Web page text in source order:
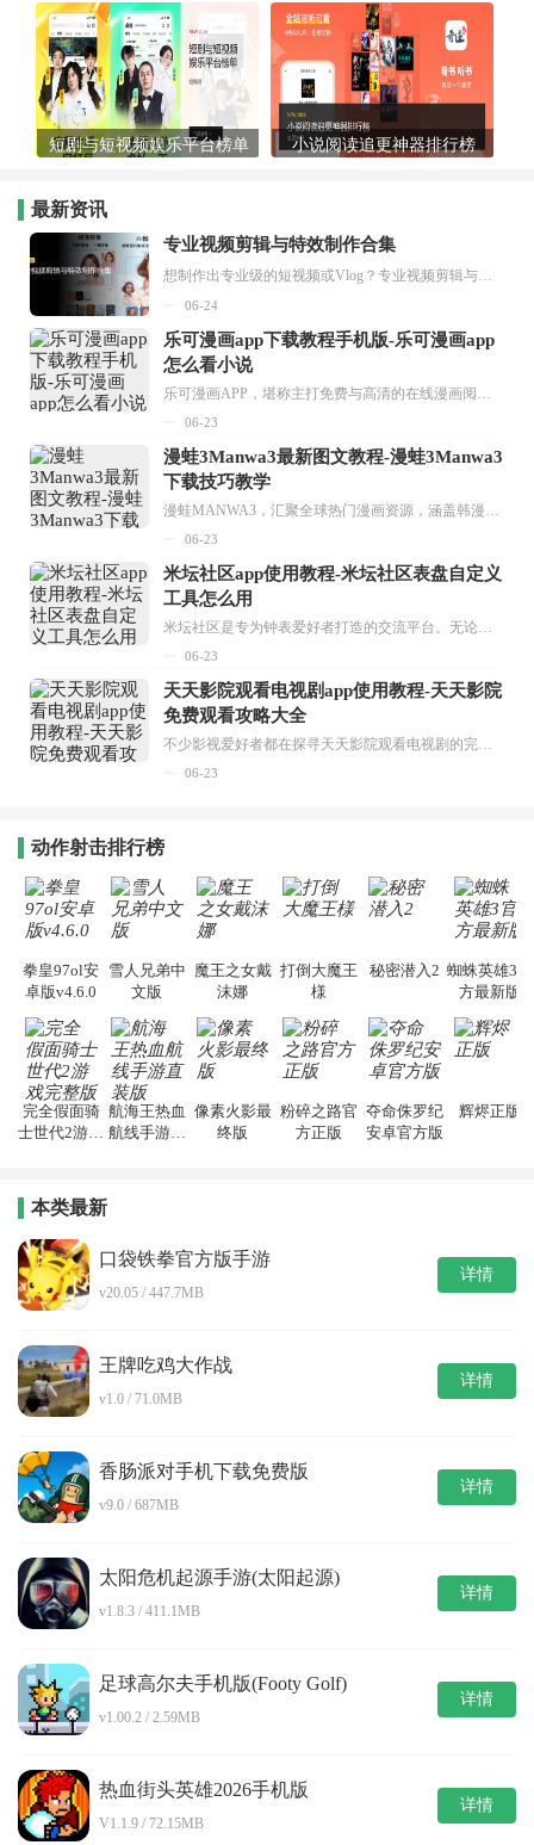
短剧与短视频娱乐平台榜单 小说阅读追更神器排行榜
最新资讯
专业视频剪辑与特效制作合集
想制作出专业级的短视频或Vlog？专业视频剪辑与特效制作大全专题为你提供了从剪辑、抠像到特效包装的全套解决方案。无论是添加炫酷的片头、进行精准的视频抠图，还是制...
06-24
乐可漫画app下载教程手机版-乐可漫画app
怎么看小说
乐可漫画APP，堪称主打免费与高清的在线漫画阅读神器。其官方版提供海量完整版漫画资源，无论是国内漫画，还是日漫、韩漫、台漫、美漫等国外漫画，应有尽有，随时供你阅读。只需轻点一下，便能直接进入阅读界面。不仅如此，乐可漫画最新版本更新速度极快，在这里，你总能抢先看到全网一手漫画章节内容！...
06-23
漫蛙3Manwa3最新图文教程-漫蛙3Manwa3
下载技巧教学
漫蛙MANWA3，汇聚全球热门漫画资源，涵盖韩漫、欧美漫画、国漫等多种类型，题材丰富多样，全方位满足用户阅读喜好。它不仅是阅读平台，更是创作平台，为广大用户打造零门槛创作环境。...
06-23
米坛社区app使用教程-米坛社区表盘自定义
工具怎么用
米坛社区是专为钟表爱好者打造的交流平台。无论你是初涉钟表领域的普通爱好者，还是拥有多年收藏经验的资深玩家，都能在此找到属于自己的天地。 无需注册，就能轻松参与其中。通过专业的讨论论坛与丰富的交互功能，你可与世界各地的钟表爱好者畅快交流。若你钟情于钟表，米坛社区无疑是值得一试的理想之选。在这里，你能获取最新的手表资讯，交流见解，提升鉴赏品味，让每一块手表都成为收藏故事中重要的一部分。感兴趣的朋友，不要错过下载机会。...
06-23
天天影院观看电视剧app使用教程-天天影院
免费观看攻略大全
不少影视爱好者都在探寻天天影院观看电视剧的完整方法，结合最新平台使用规则，本篇新手入门攻略全面讲解观看渠道、检索流程、播放设置以及画面模式调整等实用内容。全文适配手机、电脑等主流设备，步骤简洁易懂，无论是初次使用的新手，还是想要优化观影体验的用户，都能参照内容快速上手，熟练掌握平台各项操作技巧，轻松畅享影视内容。...
06-23
动作射击排行榜
拳皇97ol安
卓版v4.6.0
雪人兄弟中
文版
魔王之女戴
沫娜
打倒大魔王
様
秘密潜入2 蜘蛛英雄3官
方最新版
完全假面骑
士世代2游戏
航海王热血
航线手游直
像素火影最
终版
粉碎之路官
方正版
夺命侏罗纪
安卓官方版
辉烬正版
本类最新
口袋铁拳官方版手游
v20.05 / 447.7MB
详情
王牌吃鸡大作战
v1.0 / 71.0MB
详情
香肠派对手机下载免费版
v9.0 / 687MB
详情
太阳危机起源手游(太阳起源)
v1.8.3 / 411.1MB
详情
足球高尔夫手机版(Footy Golf)
v1.00.2 / 2.59MB
详情
热血街头英雄2026手机版
V1.1.9 / 72.15MB
详情